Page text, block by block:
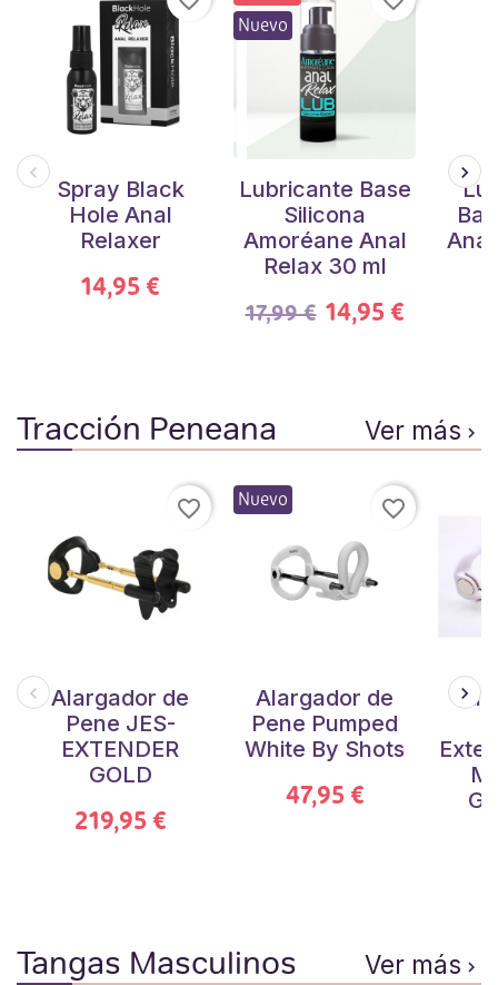
Spray Black
Hole Anal
Relaxer
14,95 €
Nuevo
Lubricante Base
Silicona
Amoréane Anal
Relax 30 ml
17,99 € 14,95 €
Tracción Peneana Ver más 
Alargador de
Pene JES-
EXTENDER
GOLD
219,95 €
favorite_border Nuevo
Alargador de
Pene Pumped
White By Shots
47,95 €
favorite_border
Tangas Masculinos Ver más 